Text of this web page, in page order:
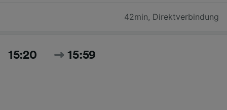
42min, Direktverbindung
15:20 15:59